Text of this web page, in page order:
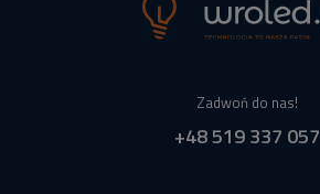
Zadwoń do nas!
+48 519 337 057